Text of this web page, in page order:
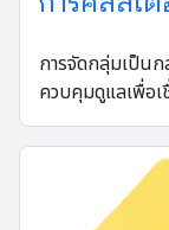
การจัดกลุ่มเป็น
ควบคุมดูแลเพื่อเ